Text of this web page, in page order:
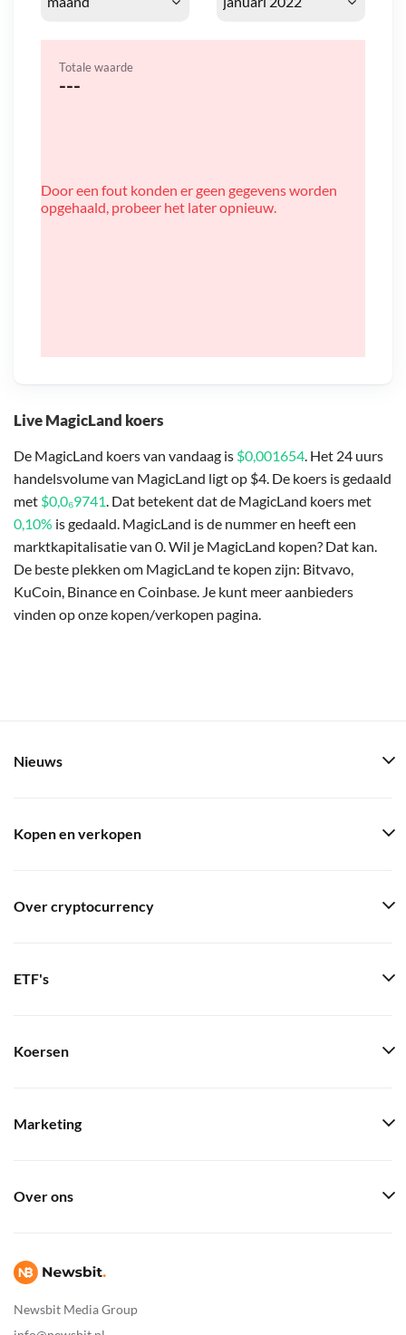
Live MagicLand koers
De MagicLand koers van vandaag is $0,001654. Het 24 uurs
handelsvolume van MagicLand ligt op $4. De koers is gedaald
met $0,0₆9741. Dat betekent dat de MagicLand koers met
0,10% is gedaald. MagicLand is de nummer en heeft een
marktkapitalisatie van 0. Wil je MagicLand kopen? Dat kan.
De beste plekken om MagicLand te kopen zijn: Bitvavo,
KuCoin, Binance en Coinbase. Je kunt meer aanbieders
vinden op onze kopen/verkopen pagina.
Totale waarde
---
Door een fout konden er geen gegevens worden
opgehaald, probeer het later opnieuw.
Newsbit Media Group
Nieuws
Kopen en verkopen
Over cryptocurrency
ETF's
Koersen
Marketing
Over ons